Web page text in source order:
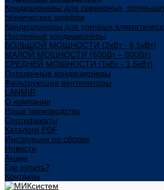
Кондиционеры для серверных,
технических шкафов
Кондиционеры для уличных
Настенные кондиционеры
БОЛЬШОЙ МОЩНОСТИ (2кВт - 6,5кВт)
МАЛОЙ МОЩНОСТИ (500Вт – 800Вт)
СРЕДНЕЙ МОЩНОСТИ (1кВт - 1,5кВт)
Потолочные кондиционеры
Фильтрующие вентиляторы
LANMIR
О компании
Наше производство
Сертификаты
Каталоги PDF
Инструкции по сборке
Новости
Акции
Где купить?
Контакты